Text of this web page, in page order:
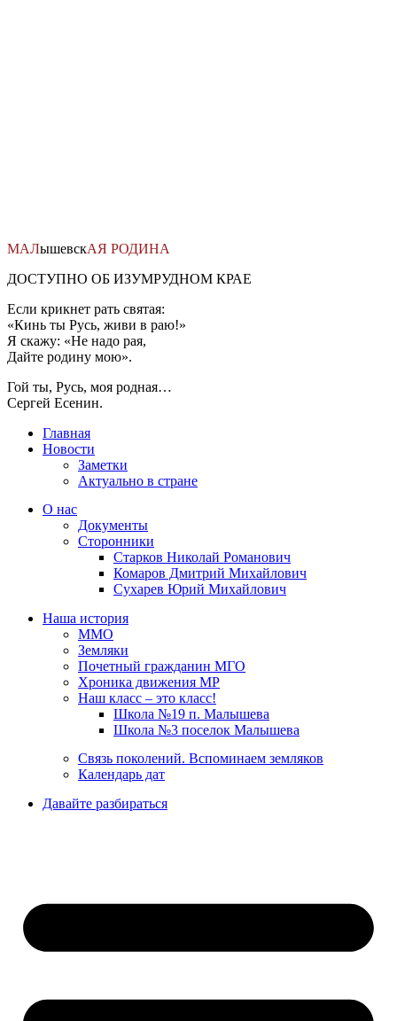
МАЛышевскАЯ РОДИНА
ДОСТУПНО ОБ ИЗУМРУДНОМ КРАЕ
Если крикнет рать святая:
«Кинь ты Русь, живи в раю!»
Я скажу: «Не надо рая,
Дайте родину мою».
Гой ты, Русь, моя родная…
Сергей Есенин.
Главная
Новости
Заметки
Актуально в стране
О нас
Документы
Сторонники
Старков Николай Романович
Комаров Дмитрий Михайлович
Сухарев Юрий Михайлович
Наша история
ММО
Земляки
Почетный гражданин МГО
Хроника движения МР
Наш класс – это класс!
Школа №19 п. Малышева
Школа №3 поселок Малышева
Связь поколений. Вспоминаем земляков
Календарь дат
Давайте разбираться